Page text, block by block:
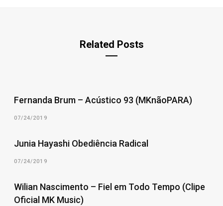
Related Posts
Fernanda Brum – Acústico 93 (MKnãoPARA)
07/24/2019
Junia Hayashi Obediência Radical
07/24/2019
Wilian Nascimento – Fiel em Todo Tempo (Clipe
Oficial MK Music)